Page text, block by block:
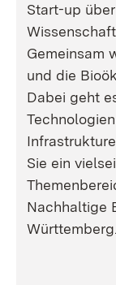
Start-up
Gemeinsam
und die
Dabei geht
Sie ein
Nachhaltige
Württemberg.